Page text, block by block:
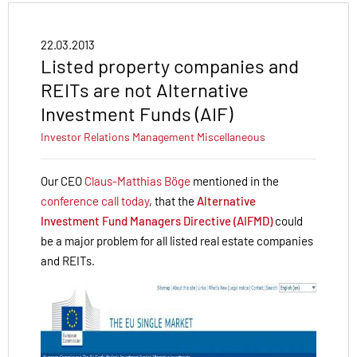
22.03.2013
Listed property companies and
REITs are not Alternative
Investment Funds (AIF)
Investor Relations Management Miscellaneous
Our CEO Claus-Matthias Böge mentioned in the
conference call today, that the Alternative
Investment Fund Managers Directive (AIFMD)could
be a major problem for all listed real estate companies
and REITs.